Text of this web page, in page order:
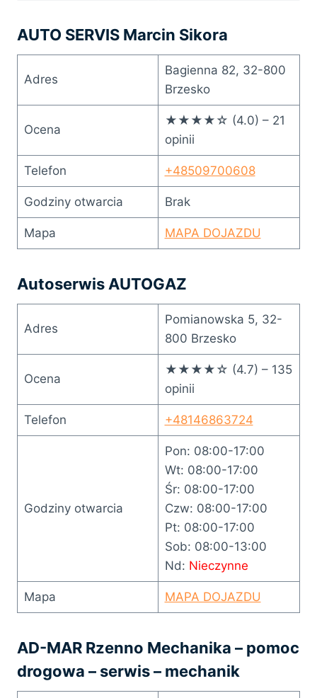
AUTO SERVIS Marcin Sikora
Adres
Bagienna 82, 32-800
Brzesko
Ocena
★★★★☆ (4.0) – 21
opinii
Telefon +48509700608
Godziny otwarcia Brak
Mapa MAPA DOJAZDU
Autoserwis AUTOGAZ
Adres
Pomianowska 5, 32-
800 Brzesko
Ocena
★★★★☆ (4.7) – 135
opinii
Telefon +48146863724
Godziny otwarcia
Pon: 08:00-17:00
Wt: 08:00-17:00
Śr: 08:00-17:00
Czw: 08:00-17:00
Pt: 08:00-17:00
Sob: 08:00-13:00
Nd: Nieczynne
Mapa MAPA DOJAZDU
AD-MAR Rzenno Mechanika – pomoc
drogowa – serwis – mechanik